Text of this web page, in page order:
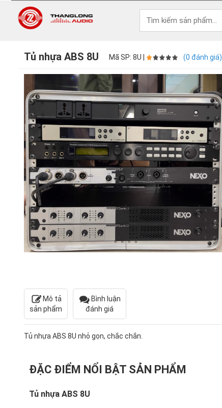
Tủ nhựa ABS 8U Mã SP: 8U | (0 đánh giá)
Mô tả
sản phẩm
Bình luận
đánh giá
Tủ nhựa ABS 8U nhỏ gọn, chắc chắn.
ĐẶC ĐIỂM NỔI BẬT SẢN PHẨM
Tủ nhựa ABS 8U